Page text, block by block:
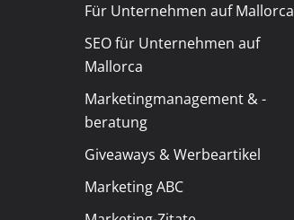
Für Unternehmen auf Mallorca
SEO für Unternehmen auf
Mallorca
Marketingmanagement & -
beratung
Giveaways & Werbeartikel
Marketing ABC